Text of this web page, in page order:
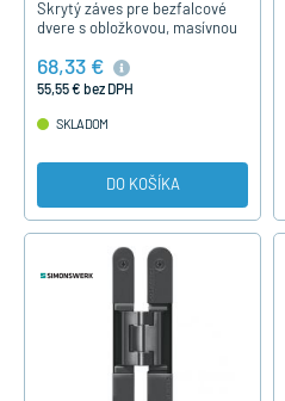
Skrytý záves pre bezfalcové
dvere s obložkovou, masívnou
hliníkovou zárubňou v čiernom
prevedení.
68,33 €
55,55 € bez DPH
SKLADOM
DO KOŠÍKA